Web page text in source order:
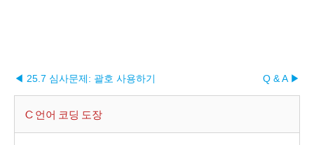
◀ 25.7 심사문제: 괄호 사용하기 Q & A ▶︎
C 언어 코딩 도장